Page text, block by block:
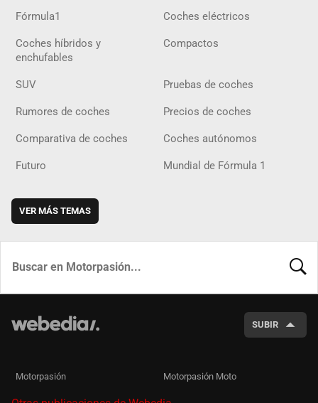
Fórmula1 Coches eléctricos
Coches híbridos y
enchufables
Compactos
SUV Pruebas de coches
Rumores de coches Precios de coches
Comparativa de coches Coches autónomos
Futuro Mundial de Fórmula 1
VER MÁS TEMAS
SUBIR
Motorpasión Motorpasión Moto